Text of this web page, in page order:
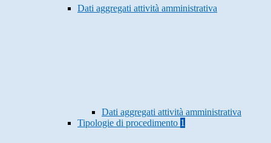
Dati aggregati attività amministrativa
Dati aggregati attività amministrativa
Tipologie di procedimento 1